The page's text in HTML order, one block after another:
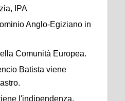
IPA
Anglo-Egiziano in
Comunità Europea.
Batista viene
l'indipendenza.